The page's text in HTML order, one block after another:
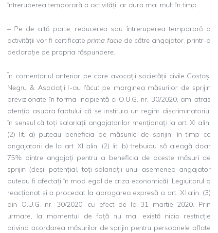
întreruperea temporară a activității ar dura mai mult în timp.
– Pe de altă parte, reducerea sau întreruperea temporară a
activității vor fi certificateprima facie de către angajator, printr-o
declarație pe propria răspundere.
În comentariul anterior pe care avocații societății civile Costaș,
Negru & Asociații l-au făcut pe marginea măsurilor de sprijin
previzionate în forma incipientă a O.U.G. nr. 30/2020, am atras
atenția asupra faptului că se instituia un regim discriminatoriu,
în sensul că toți salariații angajatorilor menționați la art. XI alin.
(2) lit. a) puteau beneficia de măsurile de sprijin, în timp ce
angajatorii de la art. XI alin. (2) lit. b) trebuiau să aleagă doar
75% dintre angajați pentru a beneficia de aceste măsuri de
sprijin (deși, potențial, toți salariații unui asemenea angajator
puteau fi afectați în mod egal de criza economică). Legiuitorul a
reacționat și a procedat la abrogarea expresă a art. XI alin. (3)
din O.U.G. nr. 30/2020, cu efect de la 31 martie 2020. Prin
urmare, la momentul de față nu mai există nicio restricție
privind acordarea măsurilor de sprijin pentru persoanele aflate